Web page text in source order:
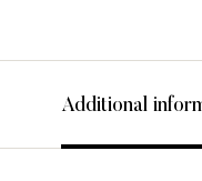
Additional